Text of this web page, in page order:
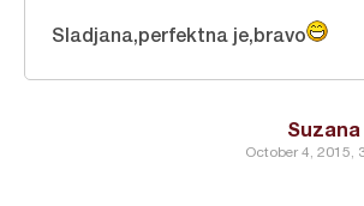
October 4, 2015,
Sladjana,perfektna je,bravo